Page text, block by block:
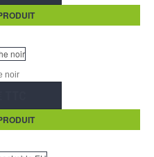
noir